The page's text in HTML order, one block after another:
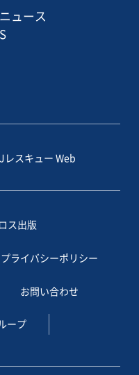
ュース
Jレスキュー Web
ス出版
プライバシーポリシー
お問い合わせ
ープ